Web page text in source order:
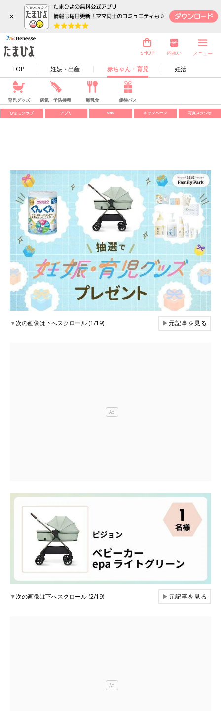
×
TOP 妊娠・出産 赤ちゃん・育児 妊活
SHOP 内祝い メニュー
育児グッズ 病気・予防接種 離乳食 優待パス
ひよこクラブ アプリ SNS キャンペーン 写真スタジオ
▼次の画像は下へスクロール (1/19) ▶元記事を見る
▼次の画像は下へスクロール (2/19) ▶元記事を見る